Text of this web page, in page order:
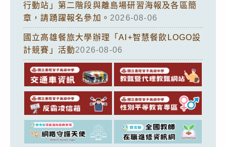
行動站」第二階段與離島場研習海報及各區簡
章，請踴躍報名參加。 2026-08-06
國立高雄餐旅大學辦理「AI+智慧餐飲LOGO設
計競賽」活動2026-08-06